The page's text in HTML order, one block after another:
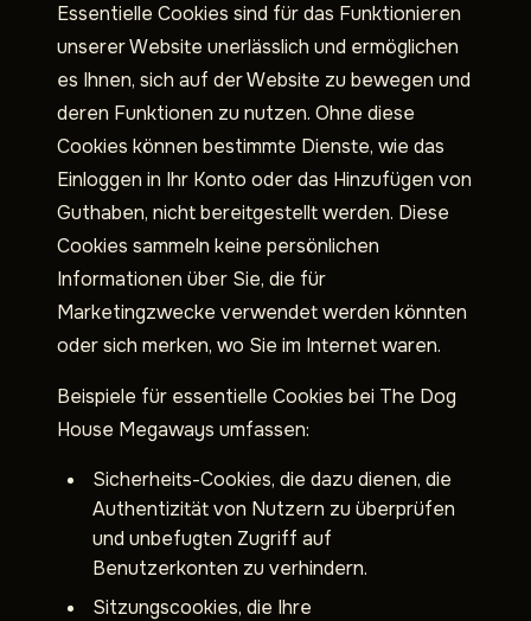
Essentielle Cookies sind für das Funktionieren
unserer Website unerlässlich und ermöglichen
es Ihnen, sich auf der Website zu bewegen und
deren Funktionen zu nutzen. Ohne diese
Cookies können bestimmte Dienste, wie das
Einloggen in Ihr Konto oder das Hinzufügen von
Guthaben, nicht bereitgestellt werden. Diese
Cookies sammeln keine persönlichen
Informationen über Sie, die für
Marketingzwecke verwendet werden könnten
oder sich merken, wo Sie im Internet waren.
Beispiele für essentielle Cookies bei The Dog
House Megaways umfassen:
Sicherheits-Cookies, die dazu dienen, die
Authentizität von Nutzern zu überprüfen
und unbefugten Zugriff auf
Benutzerkonten zu verhindern.
Sitzungscookies, die Ihre